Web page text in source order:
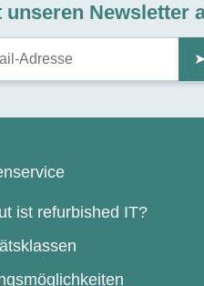
unseren Newsletter
ist refurbished IT?